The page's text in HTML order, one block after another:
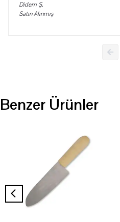
Didem Ş.
Satın Alınmış
Benzer Ürünler